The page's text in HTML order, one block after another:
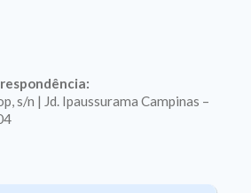
s/n | Jd. Ipaussurama Campinas –